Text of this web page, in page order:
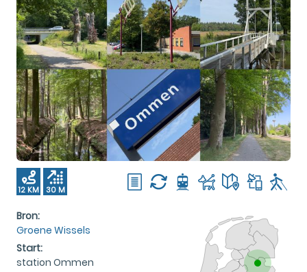
12 KM 30 M
Bron:
Groene Wissels
Start:
station Ommen